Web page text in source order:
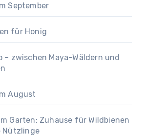
September
für Honig
– zwischen Maya-Wäldern und
August
Garten: Zuhause für Wildbienen
Nützlinge